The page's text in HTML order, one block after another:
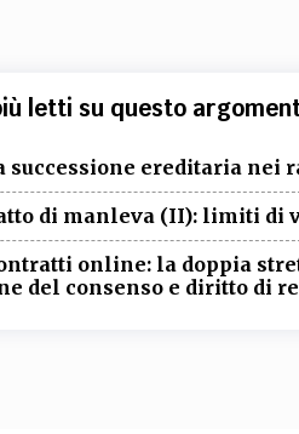
letti su questo
successione ereditaria nei
di manleva (II): limiti di
online: la doppia
del consenso e diritto di